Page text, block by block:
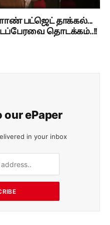
பட்ஜெட் தாக்கல்...
தொடக்கம்..!!
our ePaper
in your inbox